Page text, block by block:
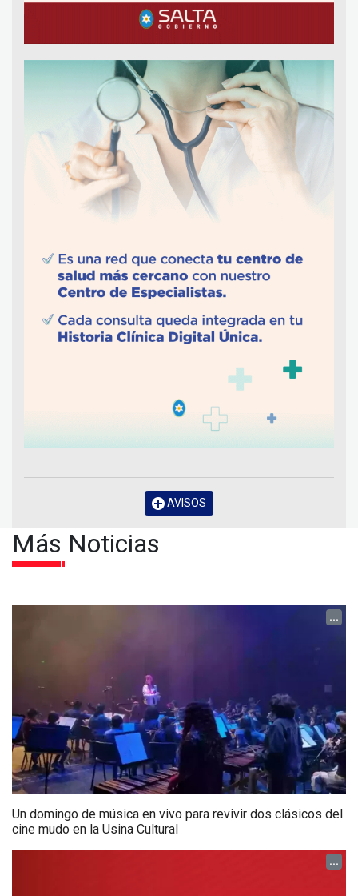
AVISOS
Más Noticias
...
Un domingo de música en vivo para revivir dos clásicos del
cine mudo en la Usina Cultural
...